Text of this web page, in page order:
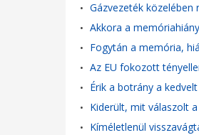
• Gázvezeték
• Akkora a
• Fogytán a memória,
• Az EU fokozott
• Érik a botrány a
• Kiderült, mit válaszolt
• Kíméletlenül